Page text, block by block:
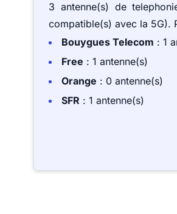
3 antenne(s) de
compatible(s) avec la 5G).
Bouygues Telecom : 1
Free : 1 antenne(s)
Orange : 0 antenne(s)
SFR : 1 antenne(s)